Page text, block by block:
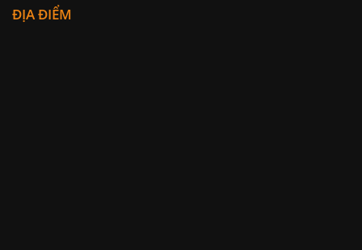
ĐỊA ĐIỂM